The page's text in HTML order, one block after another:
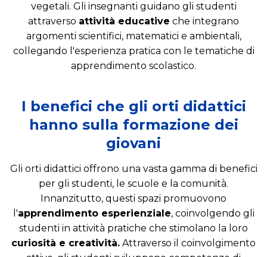
vegetali. Gli insegnanti guidano gli studenti
attraverso attività educative che integrano
argomenti scientifici, matematici e ambientali,
collegando l'esperienza pratica con le tematiche di
apprendimento scolastico.
I benefici che gli orti didattici
hanno sulla formazione dei
giovani
Gli orti didattici offrono una vasta gamma di benefici
per gli studenti, le scuole e la comunità.
Innanzitutto, questi spazi promuovono
l'apprendimento esperienziale, coinvolgendo gli
studenti in attività pratiche che stimolano la loro
curiosità e creatività. Attraverso il coinvolgimento